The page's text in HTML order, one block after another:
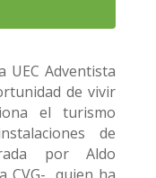
UEC Adventista
de vivir
el turismo
de
por Aldo